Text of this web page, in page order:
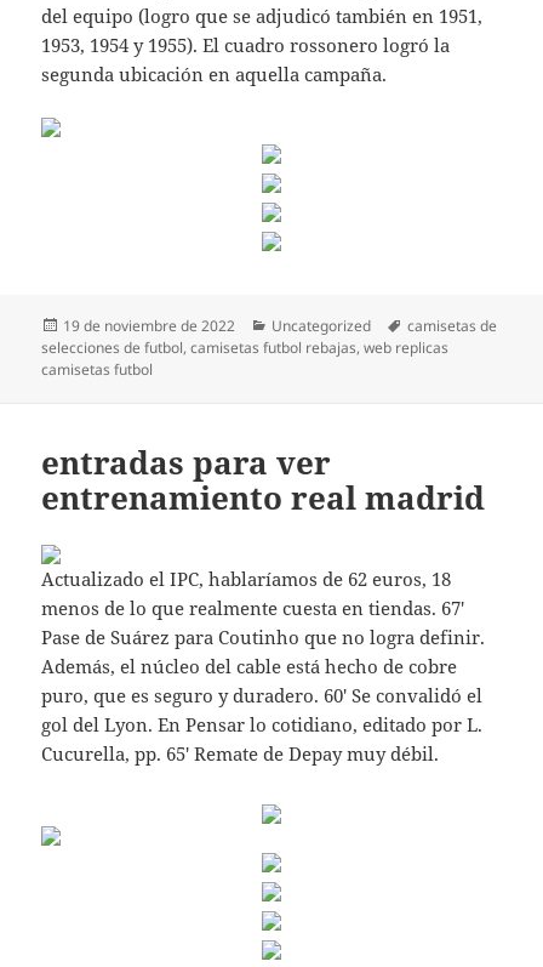
del equipo (logro que se adjudicó también en 1951,
1953, 1954 y 1955). El cuadro rossonero logró la
segunda ubicación en aquella campaña.
Publicado
el
19 de noviembre de 2022 Categorías
Uncategorized Etiquetas
camisetas de
selecciones de futbol,camisetas futbol rebajas,web replicas
camisetas futbol
entradas para ver
entrenamiento real madrid
Actualizado el IPC, hablaríamos de 62 euros, 18
menos de lo que realmente cuesta en tiendas. 67′
Pase de Suárez para Coutinho que no logra definir.
Además, el núcleo del cable está hecho de cobre
puro, que es seguro y duradero. 60′ Se convalidó el
gol del Lyon. En Pensar lo cotidiano, editado por L.
Cucurella, pp. 65′ Remate de Depay muy débil.